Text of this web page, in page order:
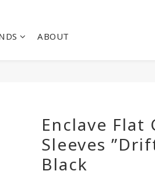
ABOUT
Enclave Flat
Sleeves
Black